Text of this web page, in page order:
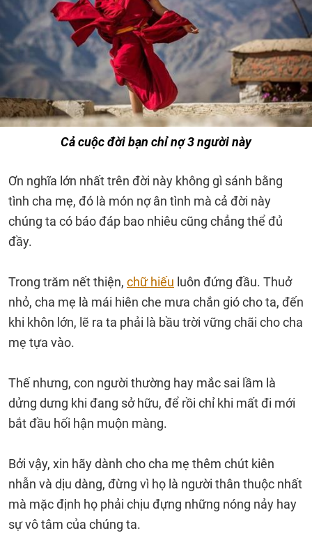
Cả cuộc đời bạn chỉ nợ 3 người này
Ơn nghĩa lớn nhất trên đời này không gì sánh bằng
tình cha mẹ, đó là món nợ ân tình mà cả đời này
chúng ta có báo đáp bao nhiêu cũng chẳng thể đủ
đầy.
Trong trăm nết thiện, chữ hiếu luôn đứng đầu. Thuở
nhỏ, cha mẹ là mái hiên che mưa chắn gió cho ta, đến
khi khôn lớn, lẽ ra ta phải là bầu trời vững chãi cho cha
mẹ tựa vào.
Thế nhưng, con người thường hay mắc sai lầm là
dửng dưng khi đang sở hữu, để rồi chỉ khi mất đi mới
bắt đầu hối hận muộn màng.
Bởi vậy, xin hãy dành cho cha mẹ thêm chút kiên
nhẫn và dịu dàng, đừng vì họ là người thân thuộc nhất
mà mặc định họ phải chịu đựng những nóng nảy hay
sự vô tâm của chúng ta.